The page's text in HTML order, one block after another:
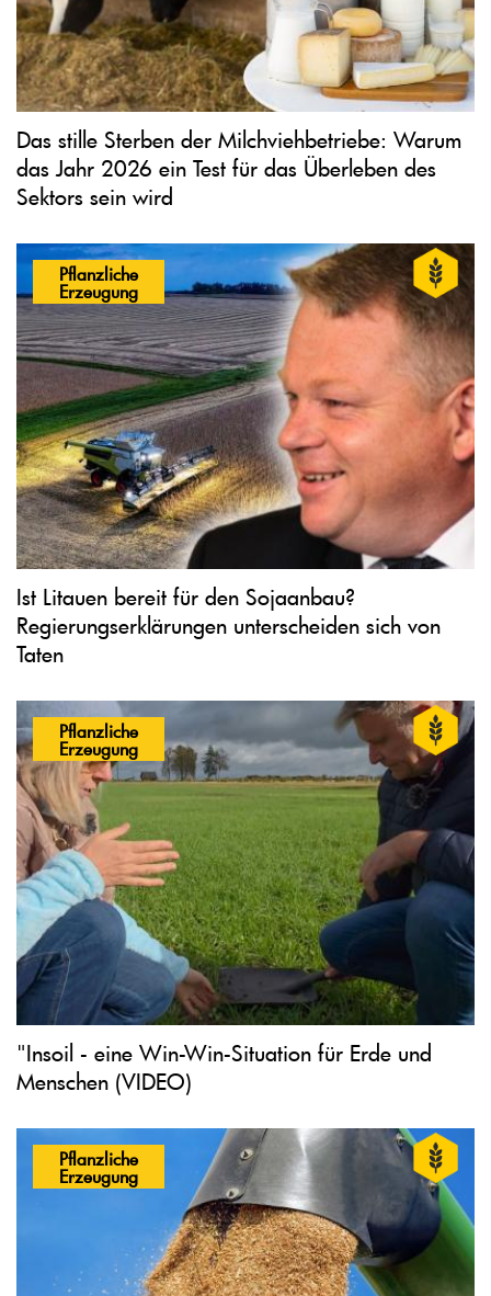
Das stille Sterben der Milchviehbetriebe: Warum
das Jahr 2026 ein Test für das Überleben des
Sektors sein wird
Pflanzliche
Erzeugung
Ist Litauen bereit für den Sojaanbau?
Regierungserklärungen unterscheiden sich von
Taten
Pflanzliche
Erzeugung
"Insoil - eine Win-Win-Situation für Erde und
Menschen (VIDEO)
Pflanzliche
Erzeugung